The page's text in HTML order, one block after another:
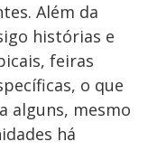
Além da
histórias e
feiras
o que
alguns, mesmo
há